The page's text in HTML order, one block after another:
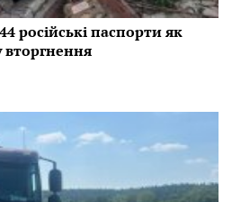
російські паспорти як
вторгнення